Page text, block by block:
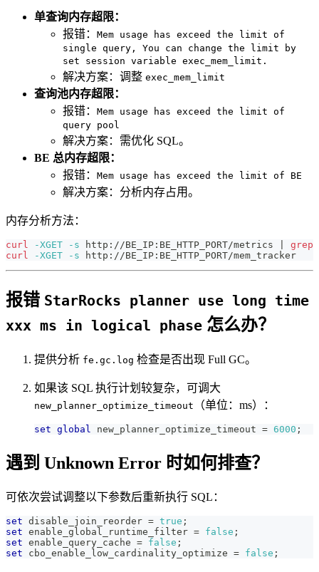
单查询内存超限：
报错： Mem usage has exceed the limit of
single query, You can change the limit by
set session variable exec_mem_limit.
解决方案：调整 exec_mem_limit
查询池内存超限：
报错： Mem usage has exceed the limit of
query pool
解决方案：需优化 SQL。
BE 总内存超限：
报错： Mem usage has exceed the limit of BE
解决方案：分析内存占用。
内存分析方法：
curl -XGET -s http://BE_IP:BE_HTTP_PORT/metrics
grep
curl
-XGET -s http://BE_IP:BE_HTTP_PORT/mem_tracker
报错 StarRocks planner use long time
xxx ms in logical phase 怎么办？
提供分析 fe.gc.log 检查是否出现 Full GC。
如果该 SQL 执行计划较复杂，可调大
new_planner_optimize_timeout （单位：ms）：
set global new_planner_optimize_timeout = 6000 ;
遇到 Unknown Error 时如何排查？
可依次尝试调整以下参数后重新执行 SQL：
set disable_join_reorder = true ;
set enable_global_runtime_filter = false ;
set enable_query_cache = false ;
set cbo_enable_low_cardinality_optimize = false ;